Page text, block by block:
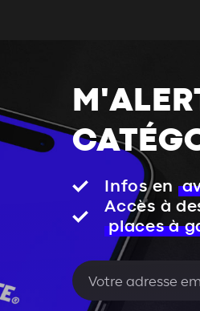
Infos en
Accès à
places à